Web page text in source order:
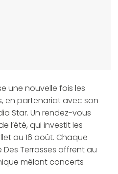
une nouvelle fois les
en partenariat avec son
Star. Un rendez-vous
l’été, qui investit les
au 16 août. Chaque
Des Terrasses offrent au
mêlant concerts